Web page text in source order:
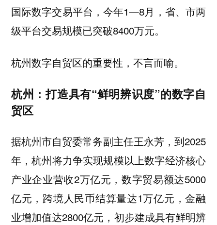
国际数字交易平台，今年1—8月，省、市两
级平台交易规模已突破8400万元。
杭州数字自贸区的重要性，不言而喻。
杭州：打造具有“鲜明辨识度”的数字自
贸区
据杭州市自贸委常务副主任王永芳，到2025
年，杭州将力争实现规模以上数字经济核心
产业企业营收2万亿元，数字贸易额达5000
亿元，跨境人民币结算量达1万亿元，金融
业增加值达2800亿元，初步建成具有鲜明辨